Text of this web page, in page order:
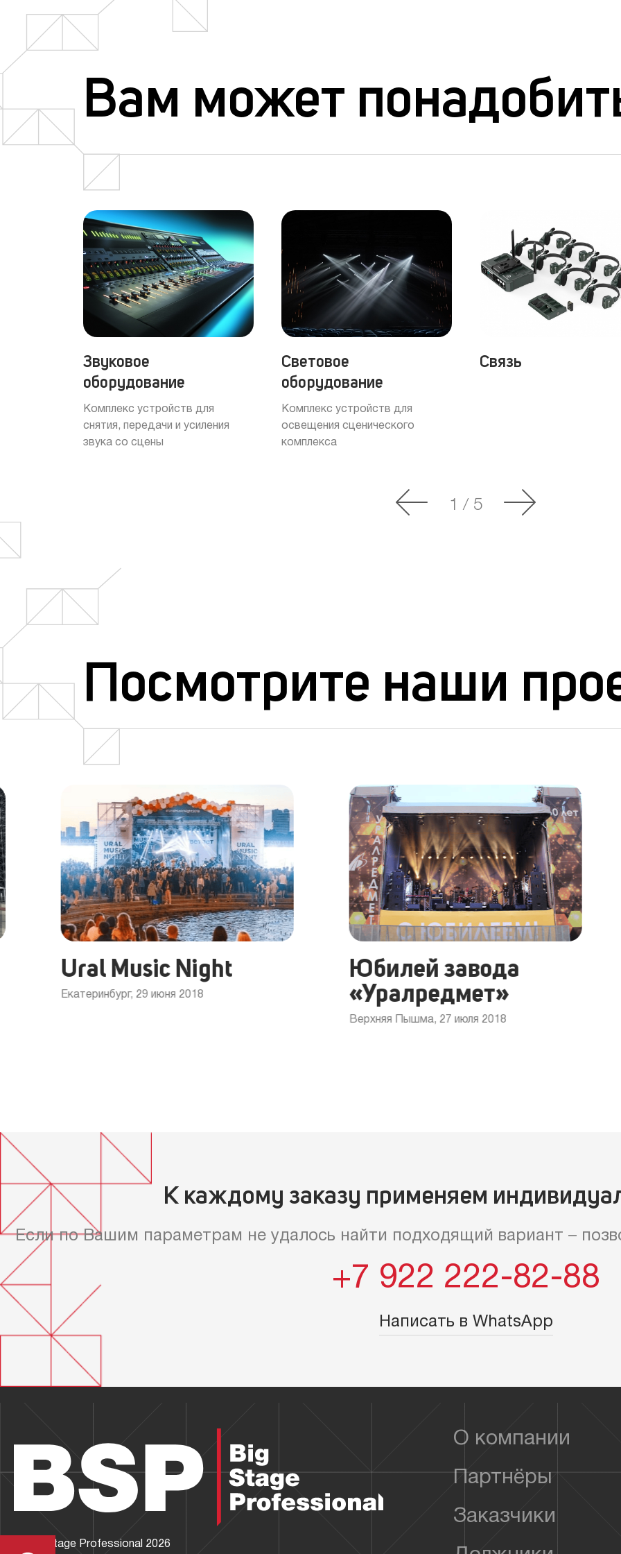
Вам может
Звуковое
оборудование
Комплекс устройств для
снятия, передачи и усиления
звука со сцены
Световое
оборудование
Комплекс устройств для
освещения сценического
комплекса
Связь
1 / 5
Посмотрите наши
Ural Music Night
Екатеринбург, 29 июня 2018
Юбилей завода
«Уралредмет»
Верхняя Пышма, 27 июля 2018
К каждому заказу применяем
Если по Вашим параметрам не удалось найти подходящий вариант –
+7 922 222-82-88
Написать в WhatsApp
© Big Stage Professional 2026
О компании
Партнёры
Заказчики